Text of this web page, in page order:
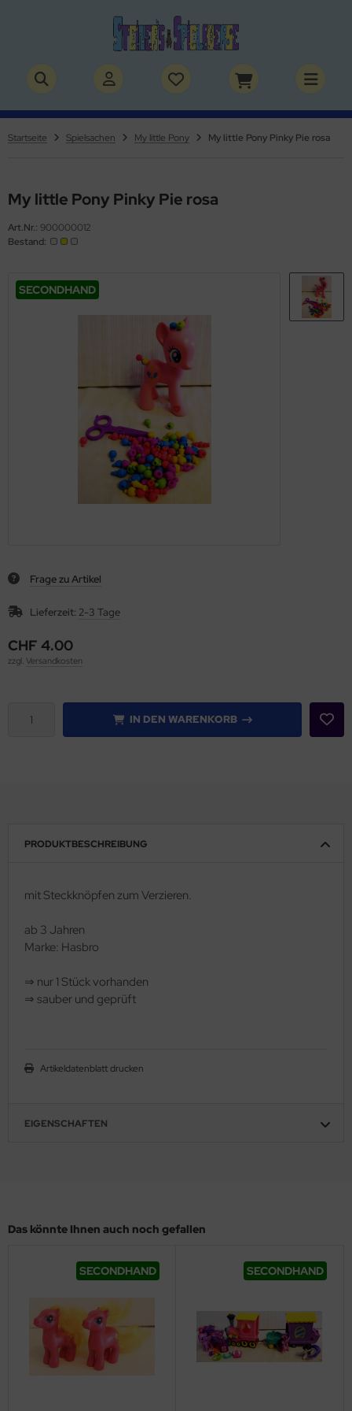
Startseite Spielsachen My little Pony My little Pony Pinky Pie rosa
My little Pony Pinky Pie rosa
Art.Nr.: 900000012
Bestand:
SECONDHAND
Frage zu Artikel
Lieferzeit: 2-3 Tage
CHF 4.00
zzgl. Versandkosten
IN DEN WARENKORB
PRODUKTBESCHREIBUNG
mit Steckknöpfen zum Verzieren.
ab 3 Jahren
Marke: Hasbro
⇒ nur 1 Stück vorhanden
⇒ sauber und geprüft
Artikeldatenblatt drucken
EIGENSCHAFTEN
Das könnte Ihnen auch noch gefallen
SECONDHAND SECONDHAND